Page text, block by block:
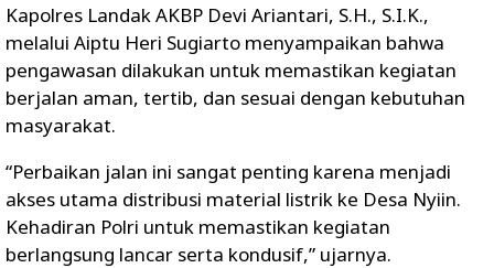
Kapolres Landak AKBP Devi Ariantari, S.H., S.I.K.,
melalui Aiptu Heri Sugiarto menyampaikan bahwa
pengawasan dilakukan untuk memastikan kegiatan
berjalan aman, tertib, dan sesuai dengan kebutuhan
masyarakat.
“Perbaikan jalan ini sangat penting karena menjadi
akses utama distribusi material listrik ke Desa Nyiin.
Kehadiran Polri untuk memastikan kegiatan
berlangsung lancar serta kondusif,” ujarnya.